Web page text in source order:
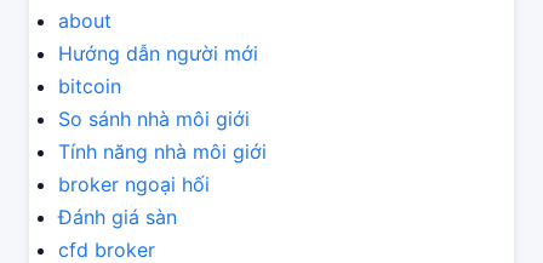
about
Hướng dẫn người mới
bitcoin
So sánh nhà môi giới
Tính năng nhà môi giới
broker ngoại hối
Đánh giá sàn
cfd broker